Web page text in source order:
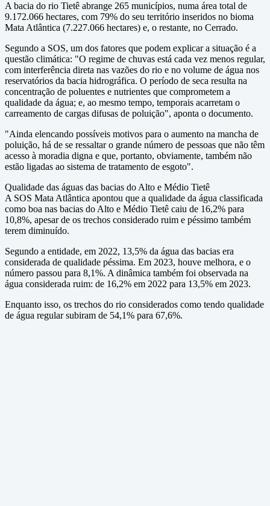
A bacia do rio Tietê abrange 265 municípios, numa área total de
9.172.066 hectares, com 79% do seu território inseridos no bioma
Mata Atlântica (7.227.066 hectares) e, o restante, no Cerrado.
Segundo a SOS, um dos fatores que podem explicar a situação é a
questão climática: "O regime de chuvas está cada vez menos regular,
com interferência direta nas vazões do rio e no volume de água nos
reservatórios da bacia hidrográfica. O período de seca resulta na
concentração de poluentes e nutrientes que comprometem a
qualidade da água; e, ao mesmo tempo, temporais acarretam o
carreamento de cargas difusas de poluição", aponta o documento.
"Ainda elencando possíveis motivos para o aumento na mancha de
poluição, há de se ressaltar o grande número de pessoas que não têm
acesso à moradia digna e que, portanto, obviamente, também não
estão ligadas ao sistema de tratamento de esgoto".
Qualidade das águas das bacias do Alto e Médio Tietê
A SOS Mata Atlântica apontou que a qualidade da água classificada
como boa nas bacias do Alto e Médio Tietê caiu de 16,2% para
10,8%, apesar de os trechos considerado ruim e péssimo também
terem diminuído.
Segundo a entidade, em 2022, 13,5% da água das bacias era
considerada de qualidade péssima. Em 2023, houve melhora, e o
número passou para 8,1%. A dinâmica também foi observada na
água considerada ruim: de 16,2% em 2022 para 13,5% em 2023.
Enquanto isso, os trechos do rio considerados como tendo qualidade
de água regular subiram de 54,1% para 67,6%.